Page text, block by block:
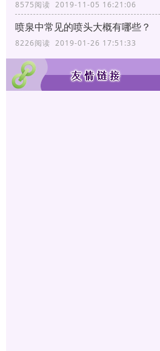
8575阅读 2019-11-05 16:21:06
喷泉中常见的喷头大概有哪些？
8226阅读 2019-01-26 17:51:33